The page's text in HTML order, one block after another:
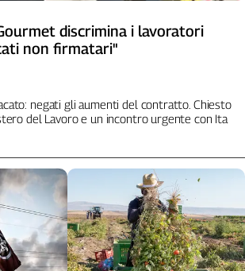
discrimina i lavoratori
non firmatari"
negati gli aumenti del contratto. Chiesto
del Lavoro e un incontro urgente con Ita